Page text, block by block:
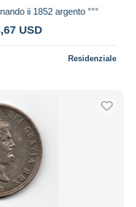
ii 1852 argento °°°
USD
Residenziale